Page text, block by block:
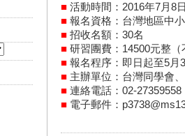
■ 活動時間：2016年7月8
■ 報名資格：台灣地區中
■ 招收名額：30名
■ 研習團費：14500元整
■ 報名程序：即日起至5月
■ 主辦單位：台灣同學會
■ 連絡電話：02-
■ 電子郵件：